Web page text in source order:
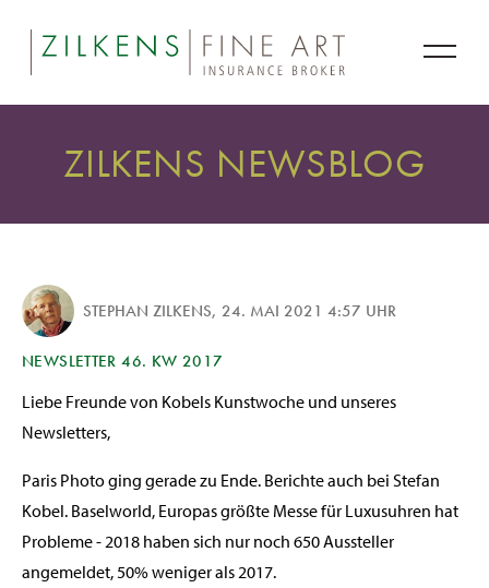
ZILKENS NEWSBLOG
STEPHAN ZILKENS, 24. MAI 2021 4:57 UHR
NEWSLETTER 46. KW 2017
Liebe Freunde von Kobels Kunstwoche und unseres
Newsletters,
Paris Photo ging gerade zu Ende. Berichte auch bei Stefan
Kobel. Baselworld, Europas größte Messe für Luxusuhren hat
Probleme - 2018 haben sich nur noch 650 Aussteller
angemeldet, 50% weniger als 2017.